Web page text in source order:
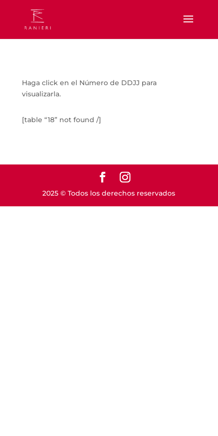
Haga click en el Número de DDJJ para
visualizarla.
[table “18” not found /]
2025 © Todos los derechos reservados